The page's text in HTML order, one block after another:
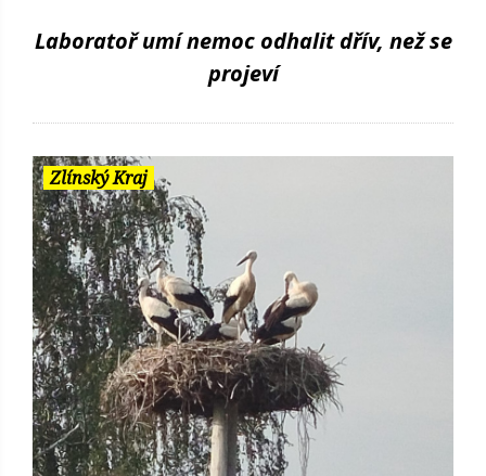
Laboratoř umí nemoc odhalit dřív, než se
projeví
Zlínský Kraj